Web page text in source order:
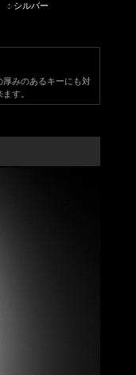
：シルバー
みのあるキーにも対
す。